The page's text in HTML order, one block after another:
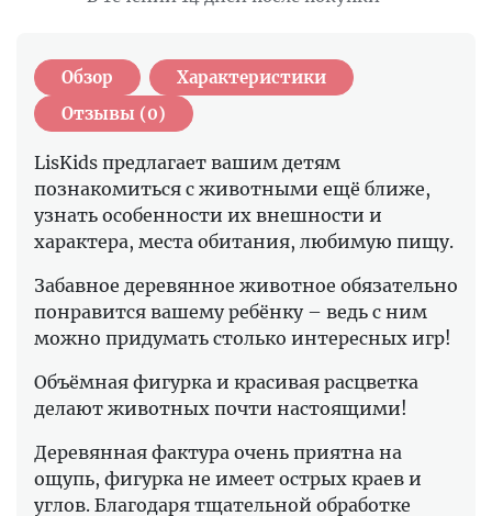
Обзор
Характеристики
Отзывы (0)
LisKids предлагает вашим детям
познакомиться с животными ещё ближе,
узнать особенности их внешности и
характера, места обитания, любимую пищу.
Забавное деревянное животное обязательно
понравится вашему ребёнку – ведь с ним
можно придумать столько интересных игр!
Объёмная фигурка и красивая расцветка
делают животных почти настоящими!
Деревянная фактура очень приятна на
ощупь, фигурка не имеет острых краев и
углов. Благодаря тщательной обработке